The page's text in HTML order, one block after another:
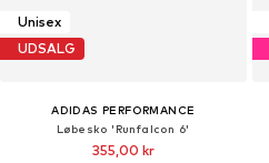
Unisex
UDSALG
ADIDAS PERFORMANCE
Løbesko 'Runfalcon 6'
355,00 kr